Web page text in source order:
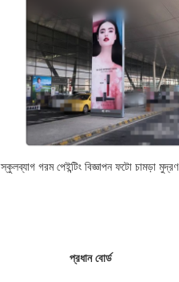
স্কুলব্যাগ গরম পেইন্টিং বিজ্ঞাপন ফটো চামড়া মুদ্রণ
প্রধান বোর্ড